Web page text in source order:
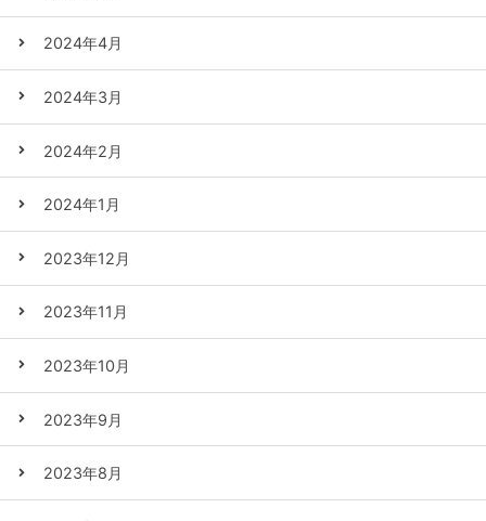
2024年4月
2024年3月
2024年2月
2024年1月
2023年12月
2023年11月
2023年10月
2023年9月
2023年8月